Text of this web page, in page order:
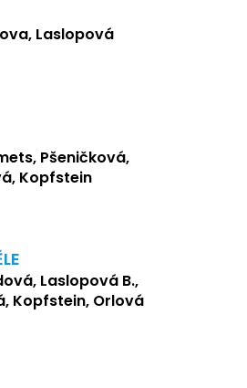
Laslopová
Pšeničková,
Kopfstein
Laslopová B.,
Kopfstein, Orlová